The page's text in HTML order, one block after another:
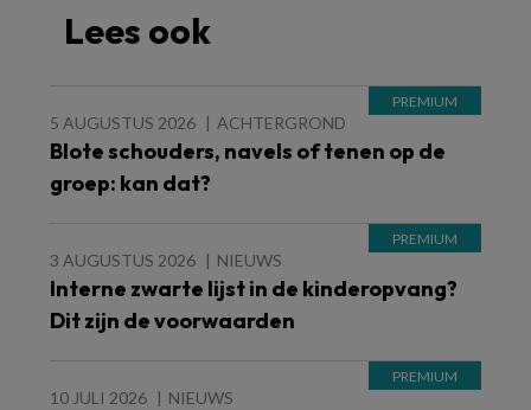
Lees ook
5 AUGUSTUS 2026 ACHTERGROND
Blote schouders, navels of tenen op de
groep: kan dat?
3 AUGUSTUS 2026 NIEUWS
Interne zwarte lijst in de kinderopvang?
Dit zijn de voorwaarden
10 JULI 2026 NIEUWS